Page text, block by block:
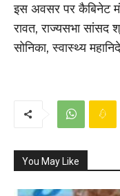
इस अवसर पर कैबिनेट
रावत, राज्यसभा सांसद
सोनिका, स्वास्थ्य
You May Like